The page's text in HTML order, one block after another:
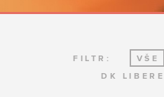
FILTR: VŠE
DK